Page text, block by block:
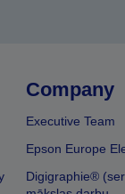
Company
Executive Team
Epson Europe
Digigraphie®